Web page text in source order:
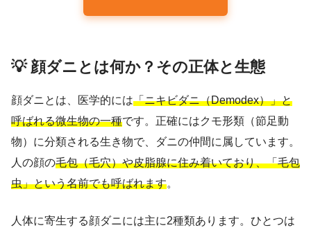
💡 顔ダニとは何か？その正体と生態
顔ダニとは、医学的には「ニキビダニ（Demodex）」と
呼ばれる微生物の一種です。正確にはクモ形類（節足動
物）に分類される生き物で、ダニの仲間に属しています。
人の顔の毛包（毛穴）や皮脂腺に住み着いており、「毛包
虫」という名前でも呼ばれます。
人体に寄生する顔ダニには主に2種類あります。ひとつは